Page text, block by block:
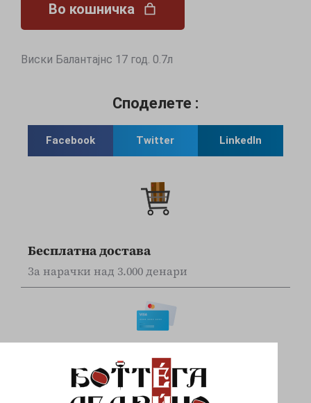
Во кошничка
Виски Балантајнс 17 год. 0.7л
Споделете :
Facebook Twitter LinkedIn
Бесплатна достава
За нарачки над 3.000 денари
Online наплата
Плаќајте сигурно и безбедно со вашите Visa